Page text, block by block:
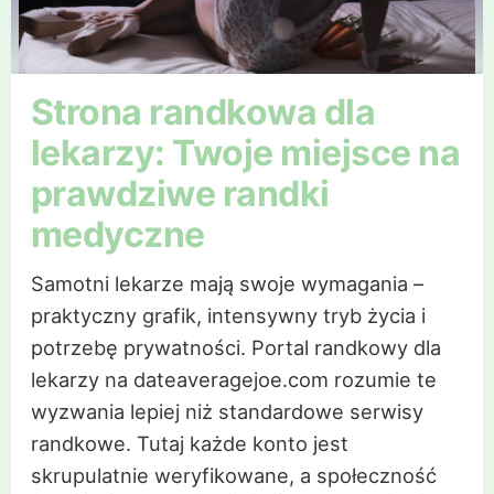
Strona randkowa dla
lekarzy: Twoje miejsce na
prawdziwe randki
medyczne
Samotni lekarze mają swoje wymagania –
praktyczny grafik, intensywny tryb życia i
potrzebę prywatności. Portal randkowy dla
lekarzy na dateaveragejoe.com rozumie te
wyzwania lepiej niż standardowe serwisy
randkowe. Tutaj każde konto jest
skrupulatnie weryfikowane, a społeczność